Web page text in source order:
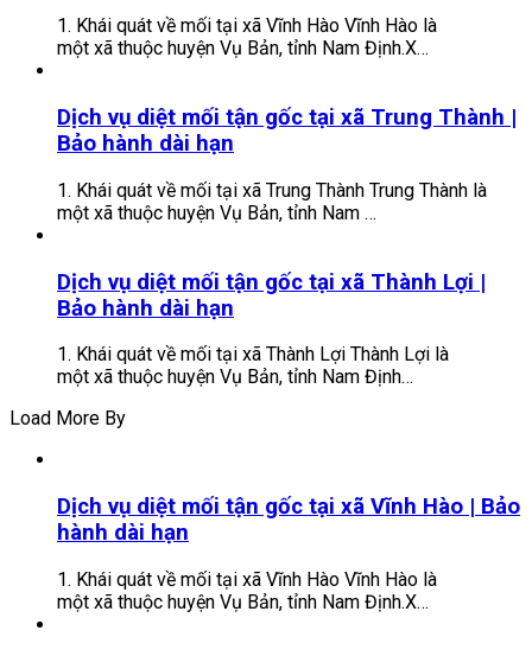
1. Khái quát về mối tại xã Vĩnh Hào Vĩnh Hào là
một xã thuộc huyện Vụ Bản, tỉnh Nam Định.X…
Dịch vụ diệt mối tận gốc tại xã Trung Thành |
Bảo hành dài hạn
1. Khái quát về mối tại xã Trung Thành Trung Thành là
một xã thuộc huyện Vụ Bản, tỉnh Nam …
Dịch vụ diệt mối tận gốc tại xã Thành Lợi |
Bảo hành dài hạn
1. Khái quát về mối tại xã Thành Lợi Thành Lợi là
một xã thuộc huyện Vụ Bản, tỉnh Nam Định…
Load More By
Dịch vụ diệt mối tận gốc tại xã Vĩnh Hào | Bảo
hành dài hạn
1. Khái quát về mối tại xã Vĩnh Hào Vĩnh Hào là
một xã thuộc huyện Vụ Bản, tỉnh Nam Định.X…